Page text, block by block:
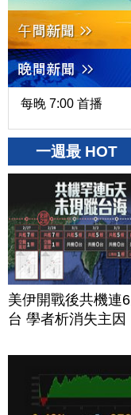
每晚 7:00 首播
一週最 HOT
美伊開戰後共機連
台 學者析消失主因